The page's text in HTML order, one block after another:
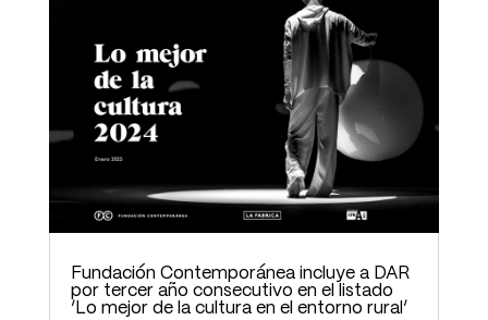
Fundación Contemporánea incluye a DAR
por tercer año consecutivo en el listado
‘Lo mejor de la cultura en el entorno rural’